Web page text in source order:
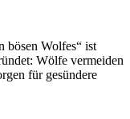
bösen Wolfes“ ist
Wölfe vermeiden
für gesündere